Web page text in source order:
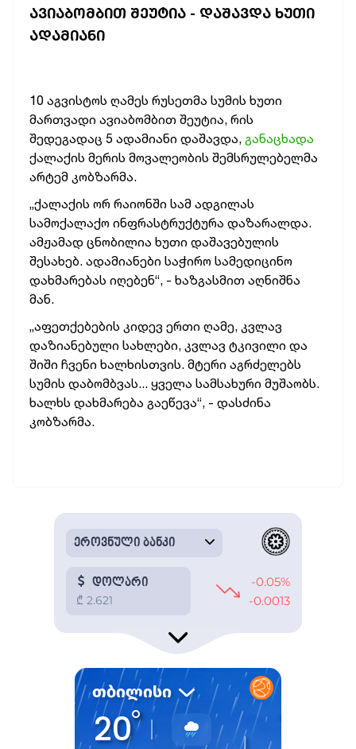
ᲐᲕᲘᲐᲑᲝᲛᲑᲘᲗ ᲨᲔᲣᲢᲘᲐ - ᲓᲐᲨᲐᲕᲓᲐ ᲮᲣᲗᲘ
ᲐᲓᲐᲛᲘᲐᲜᲘ
10 აგვისტოს ღამეს რუსეთმა სუმის ხუთი
მართვადი ავიაბომბით შეუტია, რის
შედეგადაც 5 ადამიანი დაშავდა, განაცხადა
ქალაქის მერის მოვალეობის შემსრულებელმა
არტემ კობზარმა.
„ქალაქის ორ რაიონში სამ ადგილას
სამოქალაქო ინფრასტრუქტურა დაზარალდა.
ამჟამად ცნობილია ხუთი დაშავებულის
შესახებ. ადამიანები საჭირო სამედიცინო
დახმარებას იღებენ“, - ხაზგასმით აღნიშნა
მან.
„აფეთქებების კიდევ ერთი ღამე, კვლავ
დაზიანებული სახლები, კვლავ ტკივილი და
შიში ჩვენი ხალხისთვის. მტერი აგრძელებს
სუმის დაბომბვას... ყველა სამსახური მუშაობს.
ხალხს დახმარება გაეწევა“, - დასძინა
კობზარმა.